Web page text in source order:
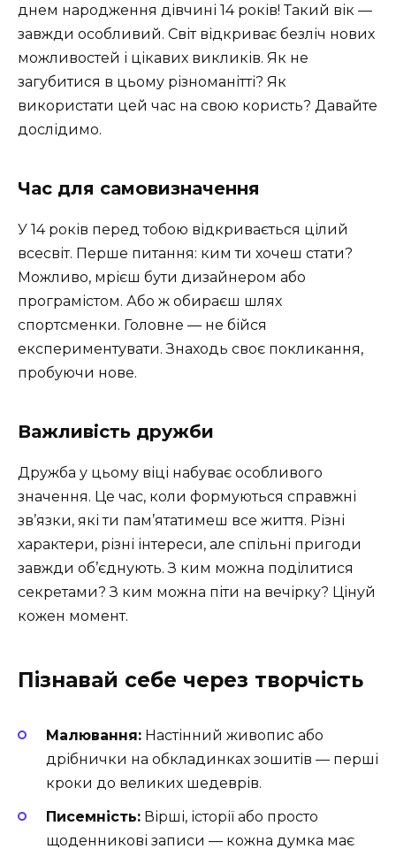
днем народження дівчині 14 років! Такий вік —
завжди особливий. Світ відкриває безліч нових
можливостей і цікавих викликів. Як не
загубитися в цьому різноманітті? Як
використати цей час на свою користь? Давайте
дослідимо.
Час для самовизначення
У 14 років перед тобою відкривається цілий
всесвіт. Перше питання: ким ти хочеш стати?
Можливо, мрієш бути дизайнером або
програмістом. Або ж обираєш шлях
спортсменки. Головне — не бійся
експериментувати. Знаходь своє покликання,
пробуючи нове.
Важливість дружби
Дружба у цьому віці набуває особливого
значення. Це час, коли формуються справжні
зв’язки, які ти пам’ятатимеш все життя. Різні
характери, різні інтереси, але спільні пригоди
завжди об’єднують. З ким можна поділитися
секретами? З ким можна піти на вечірку? Цінуй
кожен момент.
Пізнавай себе через творчість
Малювання: Настінний живопис або
дрібнички на обкладинках зошитів — перші
кроки до великих шедеврів.
Писемність: Вірші, історії або просто
щоденникові записи — кожна думка має